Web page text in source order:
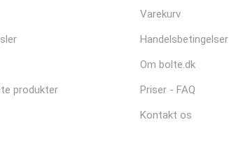
produkter
Varekurv
Handelsbetingelser
Om bolte.dk
Priser - FAQ
Kontakt os